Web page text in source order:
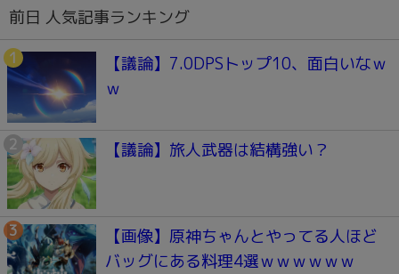
前日 人気記事ランキング
【議論】7.0DPSトップ10、面白いなｗ
ｗ
【議論】旅人武器は結構強い？
【画像】原神ちゃんとやってる人ほど
バッグにある料理4選ｗｗｗｗｗｗ